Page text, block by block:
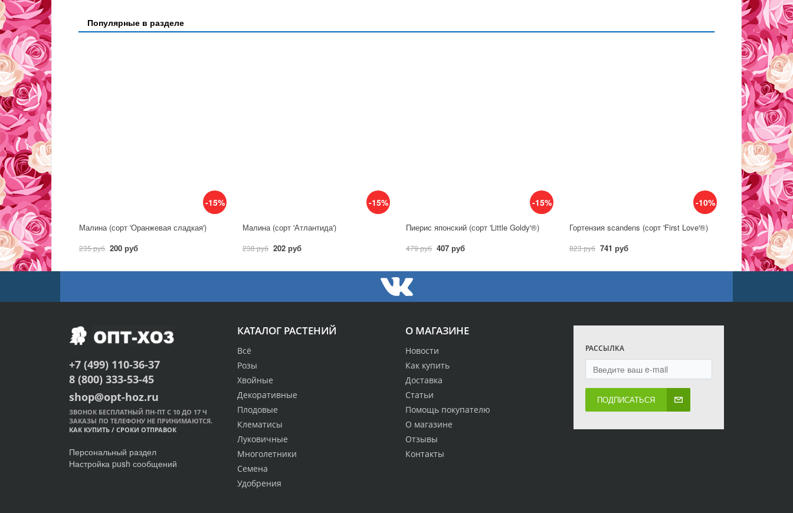
Популярные в разделе
-15%
Малина (сорт 'Оранжевая сладкая')
235 руб 200 руб
-15%
Малина (сорт 'Атлантида')
238 руб 202 руб
-15%
Пиерис японский (сорт 'Little Goldy'®)
479 руб 407 руб
-10%
Гортензия scandens (сорт 'First Love'®)
823 руб 741 руб
О МАГАЗИНЕ
Новости
Как купить
Доставка
Статьи
Помощь покупателю
О магазине
Отзывы
Контакты
КАТАЛОГ РАСТЕНИЙ
Всё
Розы
Хвойные
Декоративные
Плодовые
Клематисы
Луковичные
Многолетники
Семена
Удобрения
РАССЫЛКА
ПОДПИСАТЬСЯ
+7 (499) 110-36-37
8 (800) 333-53-45
shop@opt-hoz.ru
ЗВОНОК БЕСПЛАТНЫЙ ПН-ПТ С 10 ДО 17 Ч
ЗАКАЗЫ ПО ТЕЛЕФОНУ НЕ ПРИНИМАЮТСЯ.
КАК КУПИТЬ / СРОКИ ОТПРАВОК
Персональный раздел
Настройка push сообщений